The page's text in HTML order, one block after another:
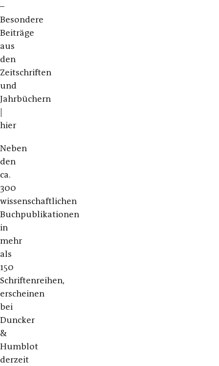
–
Besondere
Beiträge
aus
den
Zeitschriften
und
Jahrbüchern
hier
Neben
den
ca.
300
wissenschaftlichen
Buchpublikationen
in
mehr
als
150
Schriftenreihen,
erscheinen
bei
Duncker
&
Humblot
derzeit